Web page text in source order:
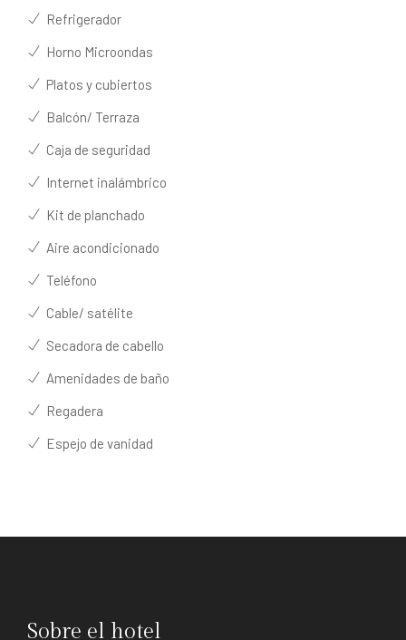
Refrigerador
Horno Microondas
Platos y cubiertos
Balcón/ Terraza
Caja de seguridad
Internet inalámbrico
Kit de planchado
Aire acondicionado
Teléfono
Cable/ satélite
Secadora de cabello
Amenidades de baño
Regadera
Espejo de vanidad
Sobre el hotel